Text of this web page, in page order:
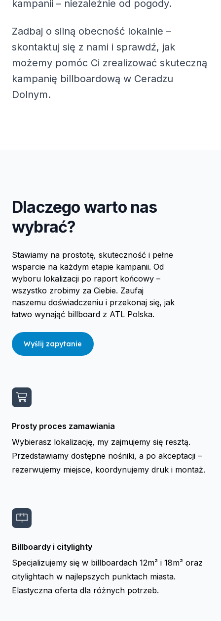
kampanii – niezależnie od pogody.
Zadbaj o silną obecność lokalnie –
skontaktuj się z nami i sprawdź, jak
możemy pomóc Ci zrealizować skuteczną
kampanię billboardową w Ceradzu
Dolnym.
Dlaczego warto nas
wybrać?
Stawiamy na prostotę, skuteczność i pełne
wsparcie na każdym etapie kampanii. Od
wyboru lokalizacji po raport końcowy –
wszystko zrobimy za Ciebie. Zaufaj
naszemu doświadczeniu i przekonaj się, jak
łatwo wynająć billboard z ATL Polska.
Wyślij zapytanie
Prosty proces zamawiania
Wybierasz lokalizację, my zajmujemy się resztą.
Przedstawiamy dostępne nośniki, a po akceptacji –
rezerwujemy miejsce, koordynujemy druk i montaż.
Billboardy i citylighty
Specjalizujemy się w billboardach 12m² i 18m² oraz
citylightach w najlepszych punktach miasta.
Elastyczna oferta dla różnych potrzeb.